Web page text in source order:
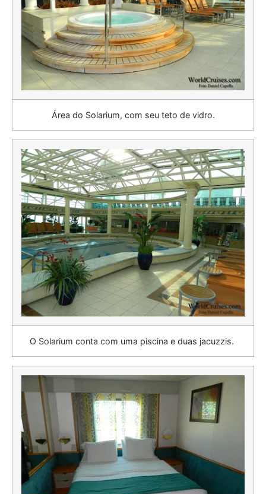
Área do Solarium, com seu teto de vidro.
O Solarium conta com uma piscina e duas jacuzzis.